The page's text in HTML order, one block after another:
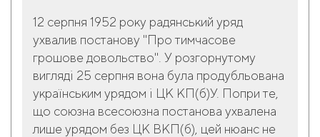
12 серпня 1952 року радянський уряд
ухвалив постанову "Про тимчасове
грошове довольство". У розгорнутому
вигляді 25 серпня вона була продубльована
українським урядом і ЦК КП(б)У. Попри те,
що союзна всесоюзна постанова ухвалена
лише урядом без ЦК ВКП(б), цей нюанс не